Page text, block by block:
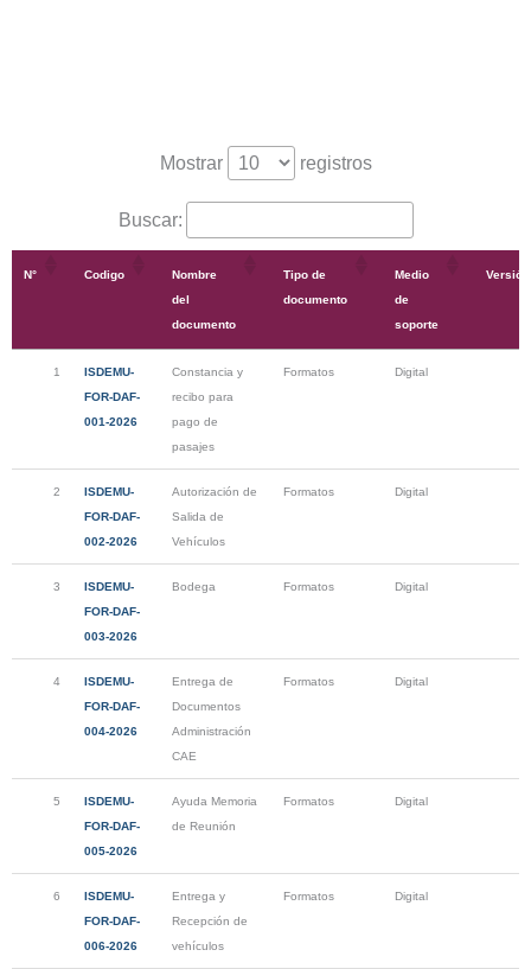
Mostrar registros
Buscar:
N° Codigo
Nombre
del
documento
Tipo de
documento
Medio
de
soporte
Versión
1
ISDEMU-
FOR-DAF-
001-2026
Constancia y
recibo para
pago de
pasajes
Formatos Digital
2
ISDEMU-
FOR-DAF-
002-2026
Autorización de
Salida de
Vehículos
Formatos Digital
3
ISDEMU-
FOR-DAF-
003-2026
Bodega Formatos Digital
4
ISDEMU-
FOR-DAF-
004-2026
Entrega de
Documentos
Administración
CAE
Formatos Digital
5
ISDEMU-
FOR-DAF-
005-2026
Ayuda Memoria
de Reunión
Formatos Digital
6
ISDEMU-
FOR-DAF-
006-2026
Entrega y
Recepción de
vehículos
Formatos Digital